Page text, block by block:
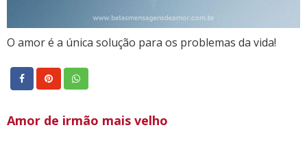
O amor é a única solução para os problemas da vida!
Amor de irmão mais velho